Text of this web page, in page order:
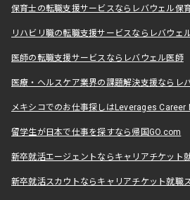
保育士の転職支援サービスならレバウェル保
リハビリ職の転職支援サービスならレバウェ
医師の転職支援サービスならレバウェル医師
医療・ヘルスケア業界の課題解決支援ならレ
メキシコでのお仕事探しはLeverages Career
留学生が日本で仕事を探すなら帰国GO.com
新卒就活エージェントならキャリアチケット
新卒就活スカウトならキャリアチケット就職